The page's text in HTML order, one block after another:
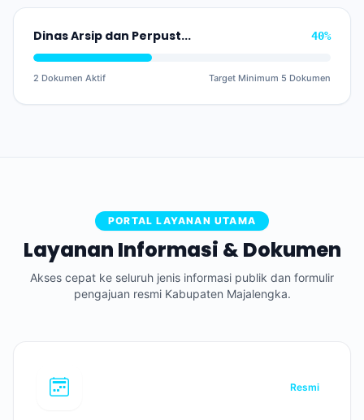
Dinas Arsip dan Perpustakaan Daerah 40%
2 Dokumen Aktif Target Minimum 5 Dokumen
PORTAL LAYANAN UTAMA
Layanan Informasi & Dokumen
Akses cepat ke seluruh jenis informasi publik dan formulir
pengajuan resmi Kabupaten Majalengka.
Resmi